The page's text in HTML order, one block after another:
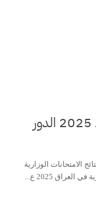
منصة اعلان نتائج الثالث المتوسط 2025 الدور
العراقية الرسمية 2025 لعرض نتائج الامتحانات الوزارية
2025 ع...